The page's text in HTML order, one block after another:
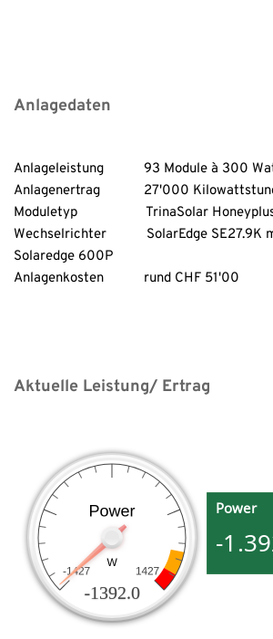
Anlagedaten
Anlageleistung           93 Module à
Anlagenertrag            27'000
Moduletyp                   TrinaSolar
Wechselrichter           SolarEdge
Solaredge 600P
Anlagenkosten           rund CHF 51'00
Aktuelle Leistung/ Ertrag